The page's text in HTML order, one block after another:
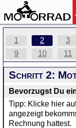
1 2 3
9
10 11
Schritt 2:
Bevorzugst Du
Tipp: Klicke hier
angezeigt
Rechnung hattest.